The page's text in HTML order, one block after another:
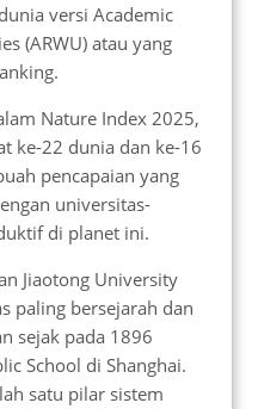
versi Academic
(ARWU) atau yang
Nature Index 2025,
ke-22 dunia dan ke-16
pencapaian yang
universitas-
di planet ini.
Jiaotong University
paling bersejarah dan
sejak pada 1896
School di Shanghai.
satu pilar sistem